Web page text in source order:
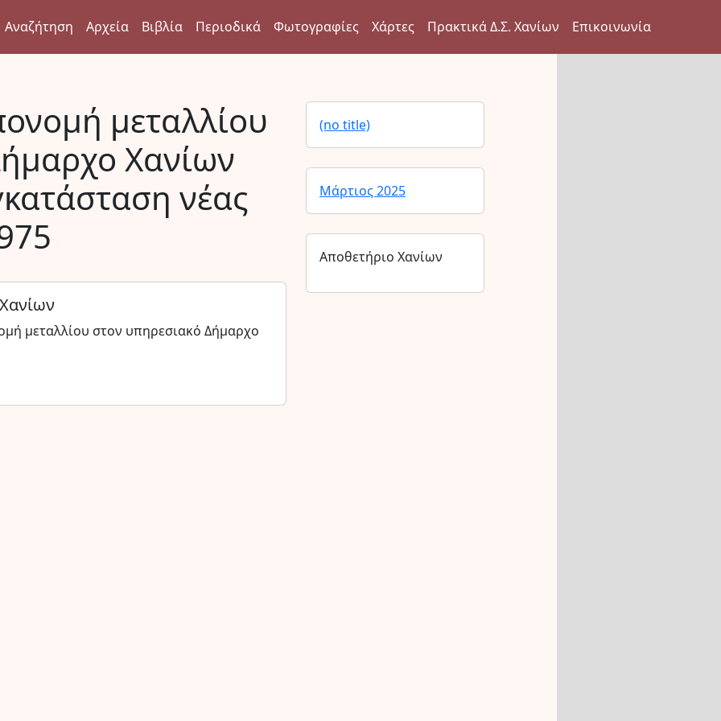
Αναζήτηση Αρχεία Βιβλία Περιοδικά Φωτογραφίες Χάρτες Πρακτικά Δ.Σ. Χανίων Επικοινωνία
μεταλλίου
Χανίων
νέας
μεταλλίου στον υπηρεσιακό Δήμαρχο
(no title)
Μάρτιος 2025
Αποθετήριο Χανίων